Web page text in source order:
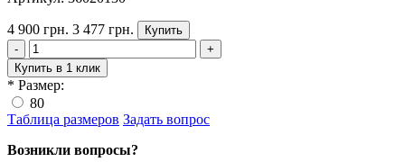
4 900 грн. 3 477 грн.
Купить
-
+
Купить в 1 клик
* Размер:
80
Таблица размеров Задать вопрос
Возникли вопросы?